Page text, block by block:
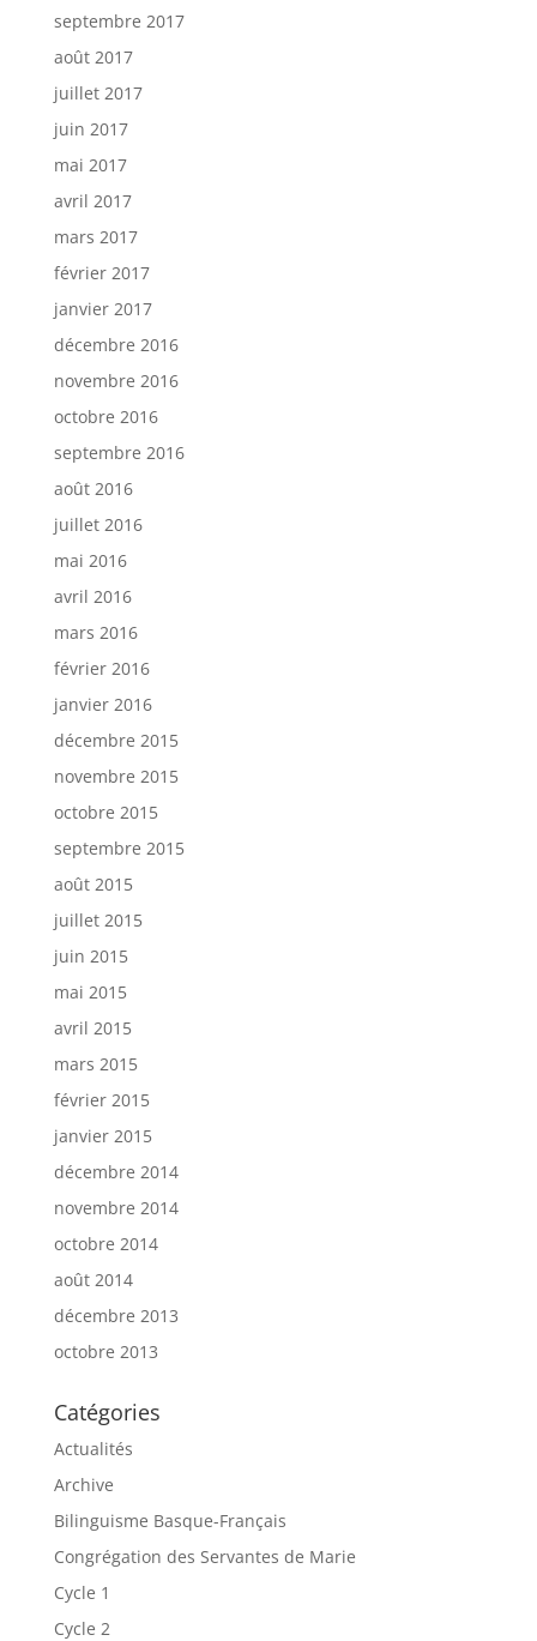
septembre 2017
août 2017
juillet 2017
juin 2017
mai 2017
avril 2017
mars 2017
février 2017
janvier 2017
décembre 2016
novembre 2016
octobre 2016
septembre 2016
août 2016
juillet 2016
mai 2016
avril 2016
mars 2016
février 2016
janvier 2016
décembre 2015
novembre 2015
octobre 2015
septembre 2015
août 2015
juillet 2015
juin 2015
mai 2015
avril 2015
mars 2015
février 2015
janvier 2015
décembre 2014
novembre 2014
octobre 2014
août 2014
décembre 2013
octobre 2013
Catégories
Actualités
Archive
Bilinguisme Basque-Français
Congrégation des Servantes de Marie
Cycle 1
Cycle 2